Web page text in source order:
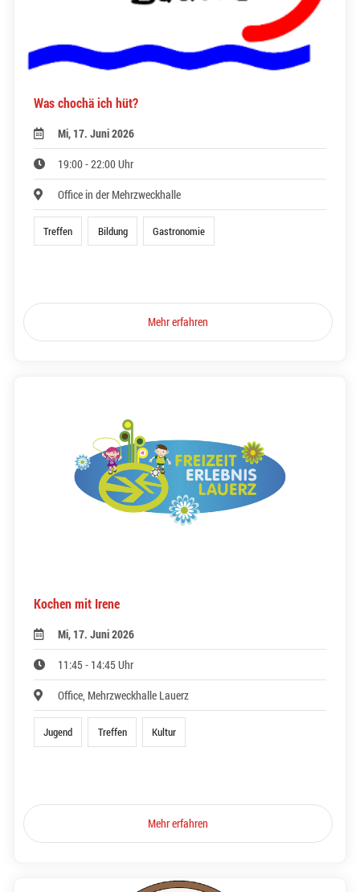
Was chochä ich hüt?
Mi, 17. Juni 2026
19:00 - 22:00 Uhr
Office in der Mehrzweckhalle
Treffen Bildung Gastronomie
Mehr erfahren
Kochen mit Irene
Mi, 17. Juni 2026
11:45 - 14:45 Uhr
Office, Mehrzweckhalle Lauerz
Jugend Treffen Kultur
Mehr erfahren